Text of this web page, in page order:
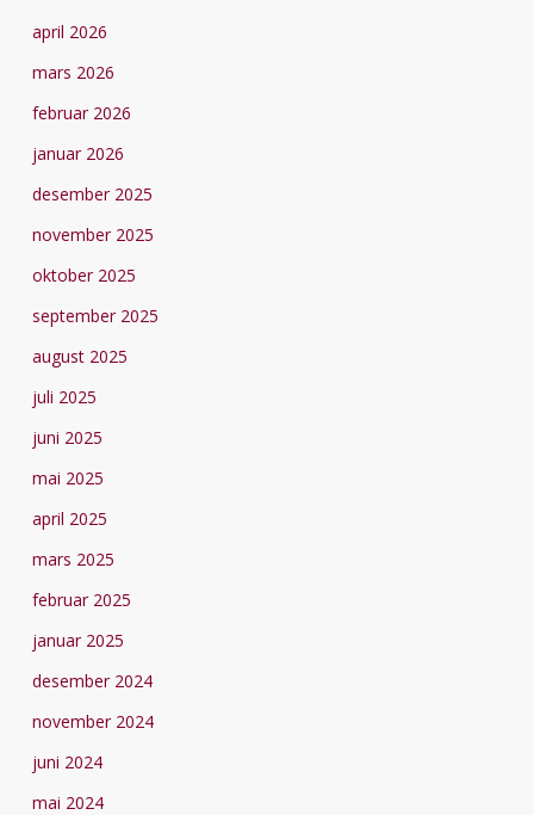
april 2026
mars 2026
februar 2026
januar 2026
desember 2025
november 2025
oktober 2025
september 2025
august 2025
juli 2025
juni 2025
mai 2025
april 2025
mars 2025
februar 2025
januar 2025
desember 2024
november 2024
juni 2024
mai 2024